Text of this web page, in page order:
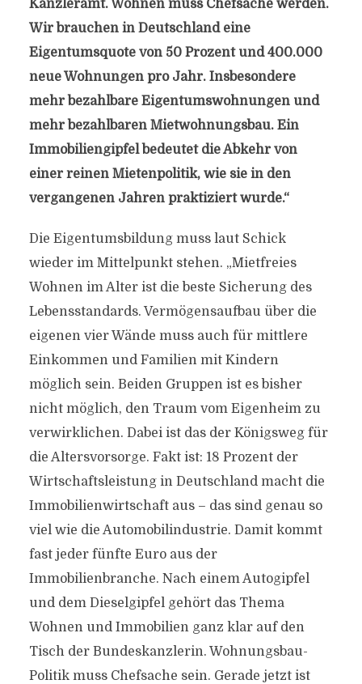
Kanzleramt. Wohnen muss Chefsache werden.
Wir brauchen in Deutschland eine
Eigentumsquote von 50 Prozent und 400.000
neue Wohnungen pro Jahr. Insbesondere
mehr bezahlbare Eigentumswohnungen und
mehr bezahlbaren Mietwohnungsbau. Ein
Immobiliengipfel bedeutet die Abkehr von
einer reinen Mietenpolitik, wie sie in den
vergangenen Jahren praktiziert wurde.“
Die Eigentumsbildung muss laut Schick
wieder im Mittelpunkt stehen. „Mietfreies
Wohnen im Alter ist die beste Sicherung des
Lebensstandards. Vermögensaufbau über die
eigenen vier Wände muss auch für mittlere
Einkommen und Familien mit Kindern
möglich sein. Beiden Gruppen ist es bisher
nicht möglich, den Traum vom Eigenheim zu
verwirklichen. Dabei ist das der Königsweg für
die Altersvorsorge. Fakt ist: 18 Prozent der
Wirtschaftsleistung in Deutschland macht die
Immobilienwirtschaft aus – das sind genau so
viel wie die Automobilindustrie. Damit kommt
fast jeder fünfte Euro aus der
Immobilienbranche. Nach einem Autogipfel
und dem Dieselgipfel gehört das Thema
Wohnen und Immobilien ganz klar auf den
Tisch der Bundeskanzlerin. Wohnungsbau-
Politik muss Chefsache sein. Gerade jetzt ist